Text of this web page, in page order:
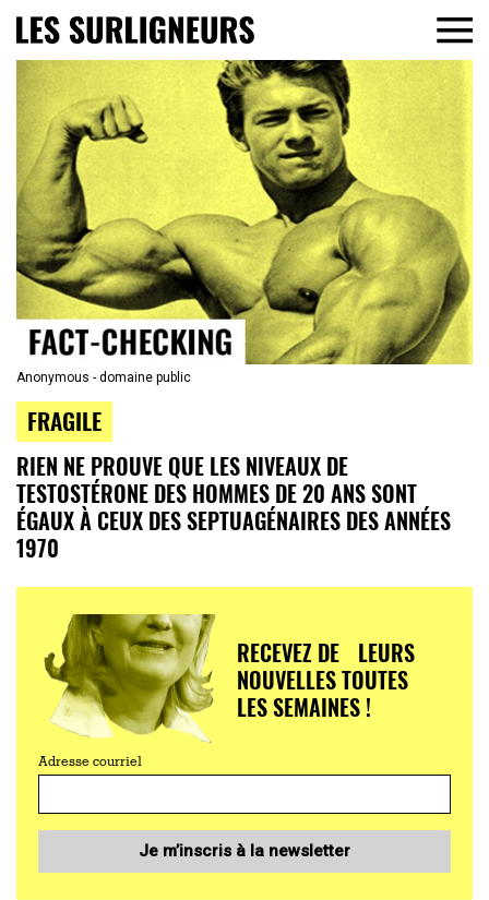
Anonymous - domaine public
FRAGILE
RIEN NE PROUVE QUE LES NIVEAUX DE
TESTOSTÉRONE DES HOMMES DE 20 ANS SONT
ÉGAUX À CEUX DES SEPTUAGÉNAIRES DES ANNÉES
1970
RECEVEZ DE LEURS
NOUVELLES TOUTES
LES SEMAINES !
Adresse courriel
Je m’inscris à la newsletter